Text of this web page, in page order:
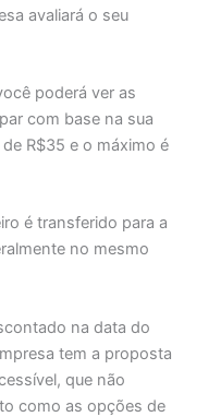
avaliará o seu
poderá ver as
com base na sua
R$35 e o máximo é
é transferido para a
no mesmo
na data do
tem a proposta
que não
como as opções de